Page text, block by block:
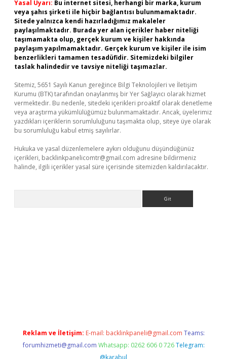
Yasal Uyarı: Bu internet sitesi, herhangi bir marka, kurum
veya şahıs şirketi ile hiçbir bağlantısı bulunmamaktadır.
Sitede yalnızca kendi hazırladığımız makaleler
paylaşılmaktadır. Burada yer alan içerikler haber niteliği
taşımamakta olup, gerçek kurum ve kişiler hakkında
paylaşım yapılmamaktadır. Gerçek kurum ve kişiler ile isim
benzerlikleri tamamen tesadüfidir. Sitemizdeki bilgiler
taslak halindedir ve tavsiye niteliği taşımazlar.
Sitemiz, 5651 Sayılı Kanun gereğince Bilgi Teknolojileri ve İletişim
Kurumu (BTK) tarafından onaylanmış bir Yer Sağlayıcı olarak hizmet
vermektedir. Bu nedenle, sitedeki içerikleri proaktif olarak denetleme
veya araştırma yükümlülüğümüz bulunmamaktadır. Ancak, üyelerimiz
yazdıkları içeriklerin sorumluluğunu taşımakta olup, siteye üye olarak
bu sorumluluğu kabul etmiş sayılırlar.
Hukuka ve yasal düzenlemelere aykırı olduğunu düşündüğünüz
içerikleri, backlinkpanelicomtr@gmail.com adresine bildirmeniz
halinde, ilgili içerikler yasal süre içerisinde sitemizden kaldırılacaktır.
Reklam ve İletişim: E-mail: backlinkpaneli@gmail.com Teams:
forumhizmeti@gmail.com Whatsapp: 0262 606 0 726 Telegram:
@karabul